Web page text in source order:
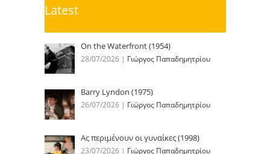
Latest
On the Waterfront (1954)
28/07/2026 | Γιώργος Παπαδημητρίου
Barry Lyndon (1975)
26/07/2026 | Γιώργος Παπαδημητρίου
Ας περιμένουν οι γυναίκες (1998)
23/07/2026 | Γιώργος Παπαδημητρίου